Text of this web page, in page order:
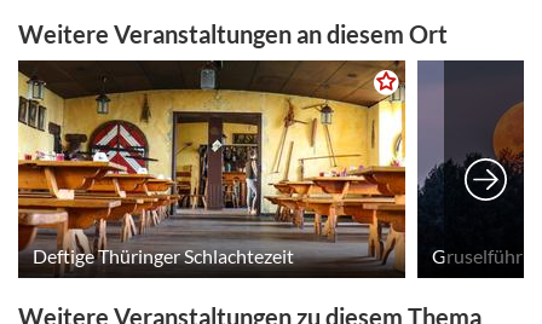
Weitere Veranstaltungen an diesem Ort
Deftige Thüringer Schlachtezeit
Weitere Veranstaltungen zu diesem Thema